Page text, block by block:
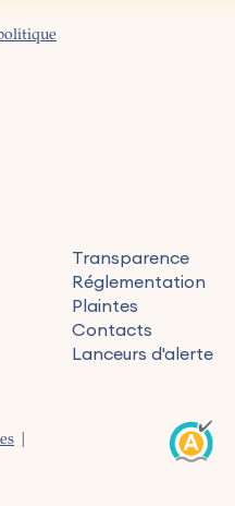
Transparence
Réglementation
Plaintes
Contacts
Lanceurs d'alerte